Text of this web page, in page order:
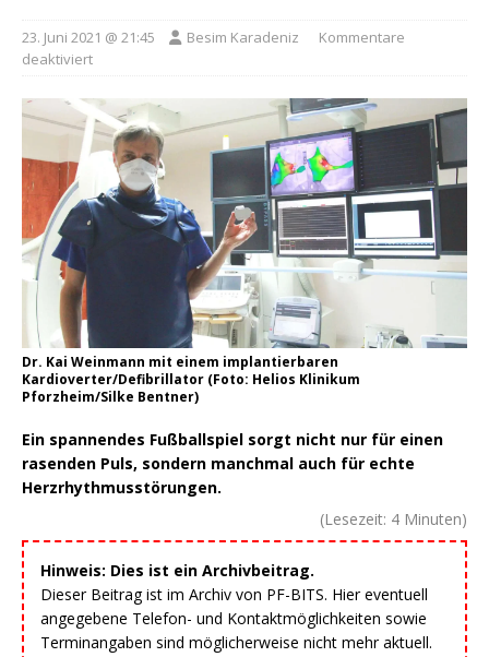
23. Juni 2021 @ 21:45 Besim Karadeniz
Kommentare
deaktiviert
Dr. Kai Weinmann mit einem implantierbaren
Kardioverter/Defibrillator (Foto: Helios Klinikum
Pforzheim/Silke Bentner)
Ein spannendes Fußballspiel sorgt nicht nur für einen
rasenden Puls, sondern manchmal auch für echte
Herzrhythmusstörungen.
(Lesezeit: 4 Minuten)
Hinweis: Dies ist ein Archivbeitrag.
Dieser Beitrag ist im Archiv von PF-BITS. Hier eventuell
angegebene Telefon- und Kontaktmöglichkeiten sowie
Terminangaben sind möglicherweise nicht mehr aktuell.